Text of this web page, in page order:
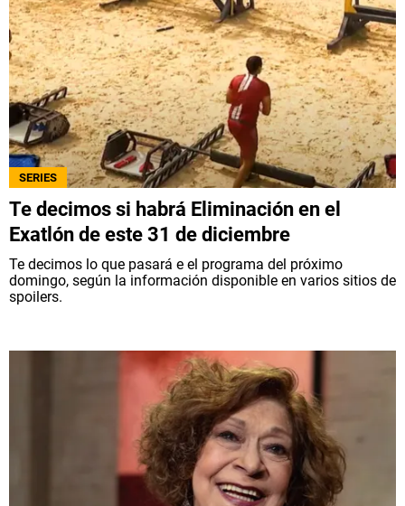
SERIES
Te decimos si habrá Eliminación en el
Exatlón de este 31 de diciembre
Te decimos lo que pasará e el programa del próximo
domingo, según la información disponible en varios sitios de
spoilers.